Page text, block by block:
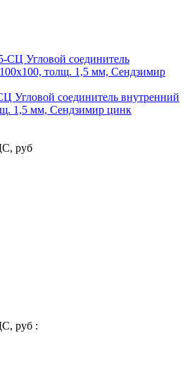
Угловой соединитель внутренний
1,5 мм, Сендзимир цинк
руб
руб :